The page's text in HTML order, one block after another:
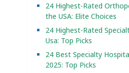
24 Highest-Rated
the USA: Elite Choices
24 Highest-Rated
Usa: Top Picks
24 Best Specialty
2025: Top Picks